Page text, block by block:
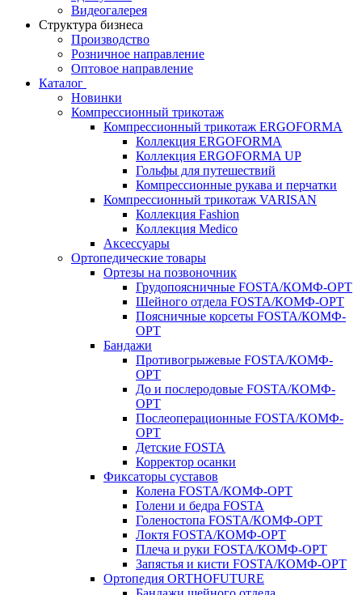
Видеогалерея
Структура бизнеса
Производство
Розничное направление
Оптовое направление
Каталог
Новинки
Компрессионный трикотаж
Компрессионный трикотаж ERGOFORMA
Коллекция ERGOFORMA
Коллекция ERGOFORMA UP
Гольфы для путешествий
Компрессионные рукава и перчатки
Компрессионный трикотаж VARISAN
Коллекция Fashion
Коллекция Medico
Аксессуары
Ортопедические товары
Ортезы на позвоночник
Грудопоясничные FOSTA/КОМФ-ОРТ
Шейного отдела FOSTA/КОМФ-ОРТ
Поясничные корсеты FOSTA/КОМФ-
ОРТ
Бандажи
Противогрыжевые FOSTA/КОМФ-
ОРТ
До и послеродовые FOSTA/КОМФ-
ОРТ
Послеоперационные FOSTA/КОМФ-
ОРТ
Детские FOSTA
Корректор осанки
Фиксаторы суставов
Колена FOSTA/КОМФ-ОРТ
Голени и бедра FOSTA
Голеностопа FOSTA/КОМФ-ОРТ
Локтя FOSTA/КОМФ-ОРТ
Плеча и руки FOSTA/КОМФ-ОРТ
Запястья и кисти FOSTA/КОМФ-ОРТ
Ортопедия ORTHOFUTURE